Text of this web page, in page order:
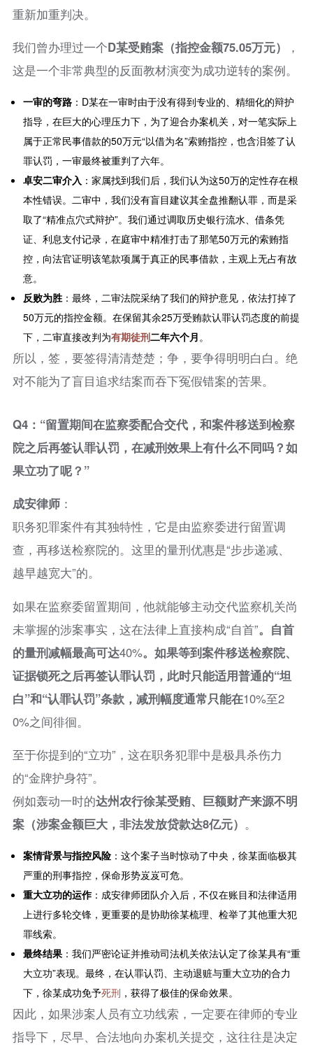
重新加重判决。
我们曾办理过一个D某受贿案（指控金额75.05万元）
，
这是一个非常典型的反面教材演变为成功逆转的案例。
一审的弯路：D某在一审时由于没有得到专业的、精细化的辩护
指导，在巨大的心理压力下，为了迎合办案机关，对一笔实际上
属于正常民事借款的50万元“以借为名”索贿指控，也含泪签了认
罪认罚，一审最终被重判了六年。
卓安二审介入 ：家属找到我们后，我们认为这50万的定性存在根
本性错误。二审中，我们没有盲目建议其全盘推翻认罪，而是采
取了“精准点穴式辩护”。我们通过调取历史银行流水、借条凭
证、利息支付记录，在庭审中精准打击了那笔50万元的索贿指
控，向法官证明该笔款项属于真正的民事借款，主观上无占有故
意。
反败为胜：最终，二审法院采纳了我们的辩护意见，依法打掉了
50万元的指控金额。在保留其余25万受贿款认罪认罚态度的前提
下，二审直接改判为有期徒刑二年六个月。
所以，签，要签得清清楚楚；争，要争得明明白白。绝
对不能为了盲目追求结案而吞下冤假错案的苦果。
Q4：“留置期间在监察委配合交代，和案件移送到检察
院之后再签认罪认罚，在减刑效果上有什么不同吗？如
果立功了呢？”
成安律师：
职务犯罪案件有其独特性，它是由监察委进行留置调
查，再移送检察院的。这里的量刑优惠是“步步递减、
越早越宽大”的。
如果在监察委留置期间，他就能够主动交代监察机关尚
未掌握的涉案事实，这在法律上直接构成“自首”。自首
的量刑减幅最高可达40%。如果等到案件移送检察院、
证据锁死之后再签认罪认罚，此时只能适用普通的“坦
白”和“认罪认罚”条款，减刑幅度通常只能在10%至2
0%之间徘徊。
至于你提到的“立功”，这在职务犯罪中是极具杀伤力
的“金牌护身符”。
例如轰动一时的达州农行徐某受贿、巨额财产来源不明
案（涉案金额巨大，非法发放贷款达8亿元） 。
案情背景与指控风险：这个案子当时惊动了中央，徐某面临极其
严重的刑事指控，保命形势岌岌可危。
重大立功的运作：成安律师团队介入后，不仅在账目和法律适用
上进行多轮交锋，更重要的是协助徐某梳理、检举了其他重大犯
罪线索。
最终结果：我们严密论证并推动司法机关依法认定了徐某具有“重
大立功”表现。最终，在认罪认罚、主动退赃与重大立功的合力
下，徐某成功免予死刑 ，获得了极佳的保命效果。
因此，如果涉案人员有立功线索，一定要在律师的专业
指导下，尽早、合法地向办案机关提交，这往往是决定